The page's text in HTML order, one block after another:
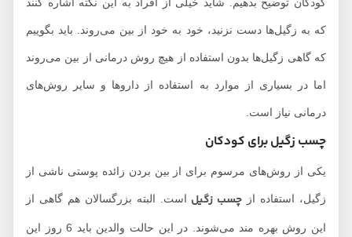
که به زگیل‌ها دست نزنید، خود به خود از بین می‌روند. باید بگوییم
که گاهی زگیل‌ها بدون استفاده از هیچ روش درمانی از بین می‌روند
اما در بسیاری از موارد به استفاده از داروها و سایر روش‌های
درمانی نیاز است.
چسب زگیل برای کودکان
یکی از روش‌های مرسوم برای از بین بردن زائده پوستی ناشی از
زگیل، استفاده ازچسب زگیل است. البته بزرگسالان هم گاهی از
این روش بهره مند می‌شوند. در این حالت والدین باید 6 روز این